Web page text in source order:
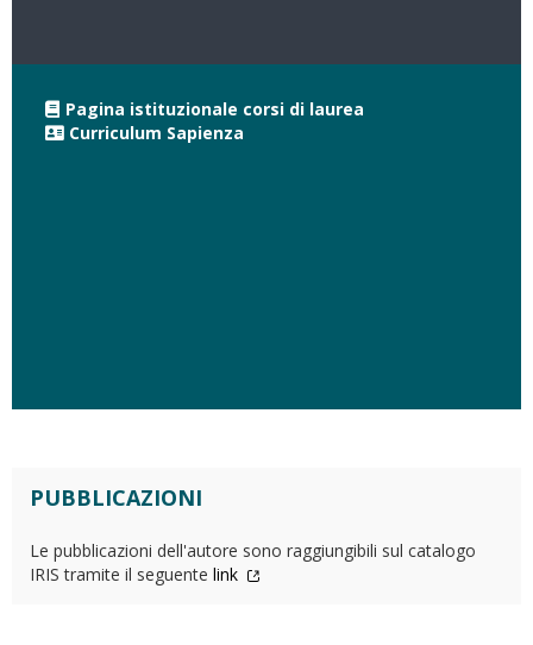
Pagina istituzionale corsi di laurea
Curriculum Sapienza
PUBBLICAZIONI
Le pubblicazioni dell'autore sono raggiungibili sul catalogo
IRIS tramite il seguente link